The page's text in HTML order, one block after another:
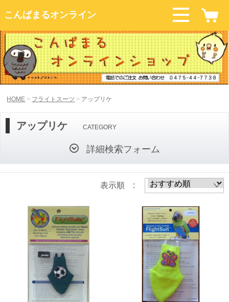
こんぱまるオンライン
HOME フライトスーツ アップリケ
アップリケ CATEGORY
詳細検索フォーム
表示順 :